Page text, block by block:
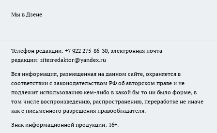
Мы в Дзене
Телефон редакции: +7 922 275-86-30, электронная почта
редакции: sitesredaktor@yandex.ru
Вся информация, размещенная на данном сайте, охраняется в
соответствии с законодательством РФ об авторском праве и не
подлежит использованию кем-либо в какой бы то ни было форме, в
том числе воспроизведению, распространению, переработке не иначе
как с письменного разрешения правообладателя.
Знак информационной продукции: 16+.